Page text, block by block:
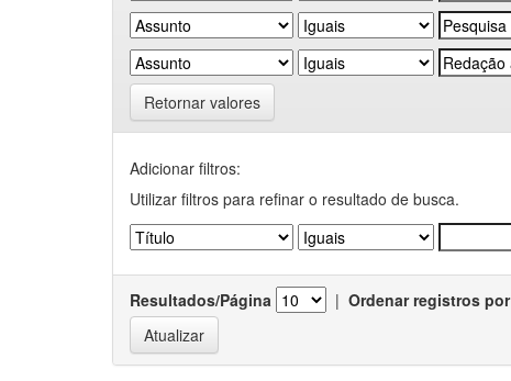
Retornar valores
Adicionar filtros:
Utilizar filtros para refinar o resultado de busca.
Resultados/Página | Ordenar registros por